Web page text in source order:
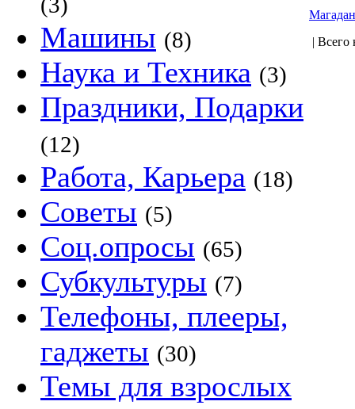
Машины (8)
Наука и Техника (3)
Праздники, Подарки
(12)
Работа, Карьера (18)
Советы (5)
Соц.опросы (65)
Субкультуры (7)
Телефоны, плееры,
гаджеты (30)
Темы для взрослых
Магадан
| Всего